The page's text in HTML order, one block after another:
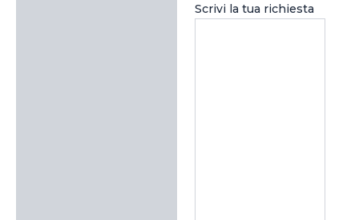
Scrivi la tua richiesta